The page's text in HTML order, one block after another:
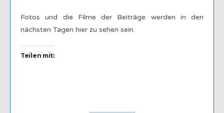
Fotos und die Filme der Beiträge werden in den
nächsten Tagen hier zu sehen sein.
Teilen mit: